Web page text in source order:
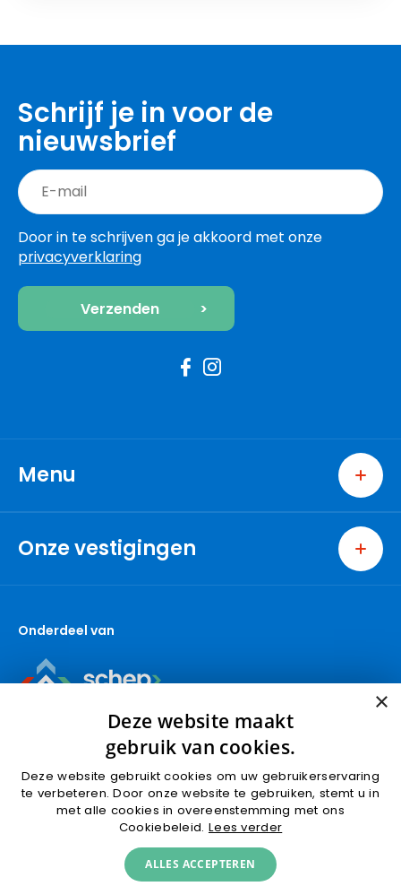
Schrijf je in voor de
nieuwsbrief
Door in te schrijven ga je akkoord met onze
privacyverklaring
Menu
Home
Excellent
Nieuwbouw
Over ons
Contact
Onze vestigingen
Berkel en Rodenrijs
Den Haag
Gouda
Gouda (Bedrijfsmakelaars)
Krimpen aan den IJssel
Pijnacker
Ridderkerk
Rotterdam (Bedrijfsmakelaars)
Onderdeel van
Algemene voorwaarden
Privacyverklaring
Cookies
Klachtafhandeling
×
Deze website maakt
gebruik van cookies.
Deze website gebruikt cookies om uw gebruikerservaring
te verbeteren. Door onze website te gebruiken, stemt u in
met alle cookies in overeenstemming met ons
Cookiebeleid. Lees verder
ALLES ACCEPTEREN